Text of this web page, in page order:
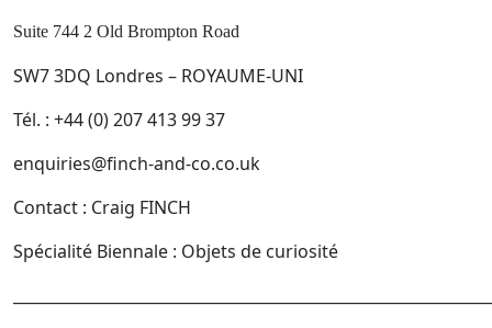
Suite 744 2 Old Brompton Road
SW7 3DQ Londres – ROYAUME-UNI
Tél. : +44 (0) 207 413 99 37
enquiries@finch-and-co.co.uk
Contact : Craig FINCH
Spécialité Biennale : Objets de curiosité